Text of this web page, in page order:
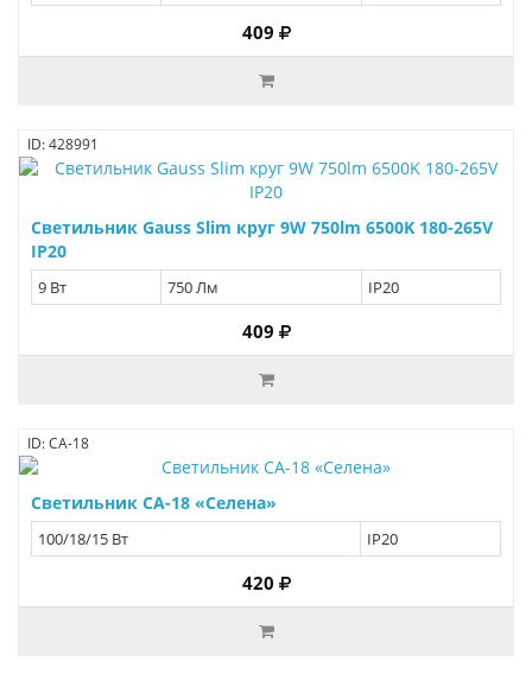
409
ID: 428991
Светильник Gauss Slim круг 9W 750lm 6500K 180-265V
IP20
9 Вт 750 Лм IP20
409
ID: СА-18
Светильник СА-18 «Селена»
100/18/15 Вт IP20
420